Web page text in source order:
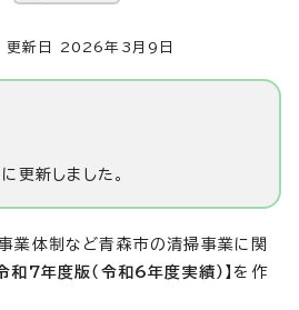
新日 2026年3月9日
更新しました。
業体制など青森市の清掃事業に関
和7年度版（令和6年度実績）】 を作